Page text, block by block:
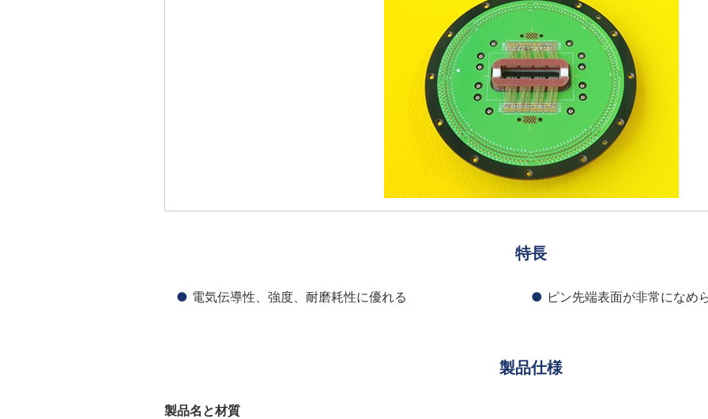
特長
電気伝導性、強度、耐磨耗性に優れる ピン先端表面が非常になめ
製品仕様
製品名と材質